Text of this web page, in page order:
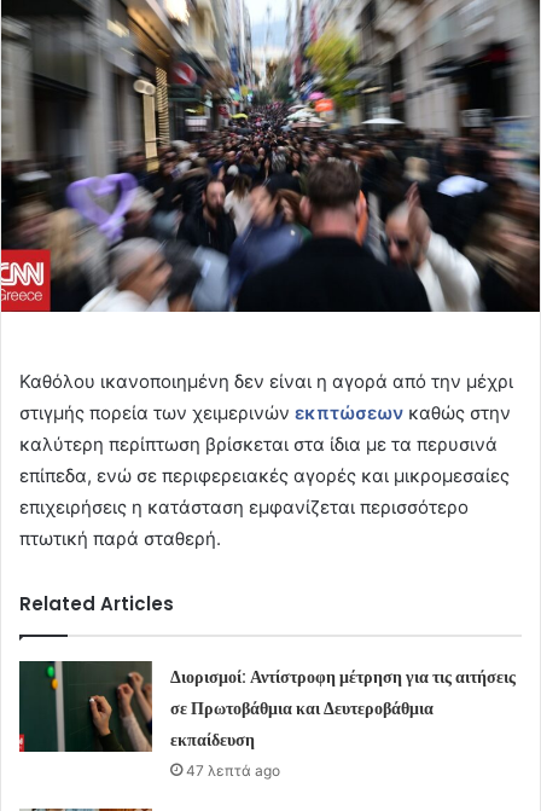
email
Καθόλου ικανοποιημένη δεν είναι η αγορά από την μέχρι
στιγμής πορεία των χειμερινών εκπτώσεων καθώς στην
καλύτερη περίπτωση βρίσκεται στα ίδια με τα περυσινά
επίπεδα, ενώ σε περιφερειακές αγορές και μικρομεσαίες
επιχειρήσεις η κατάσταση εμφανίζεται περισσότερο
πτωτική παρά σταθερή.
Related Articles
Διορισμοί: Αντίστροφη μέτρηση για τις αιτήσεις
σε Πρωτοβάθμια και Δευτεροβάθμια
εκπαίδευση
47 λεπτά ago